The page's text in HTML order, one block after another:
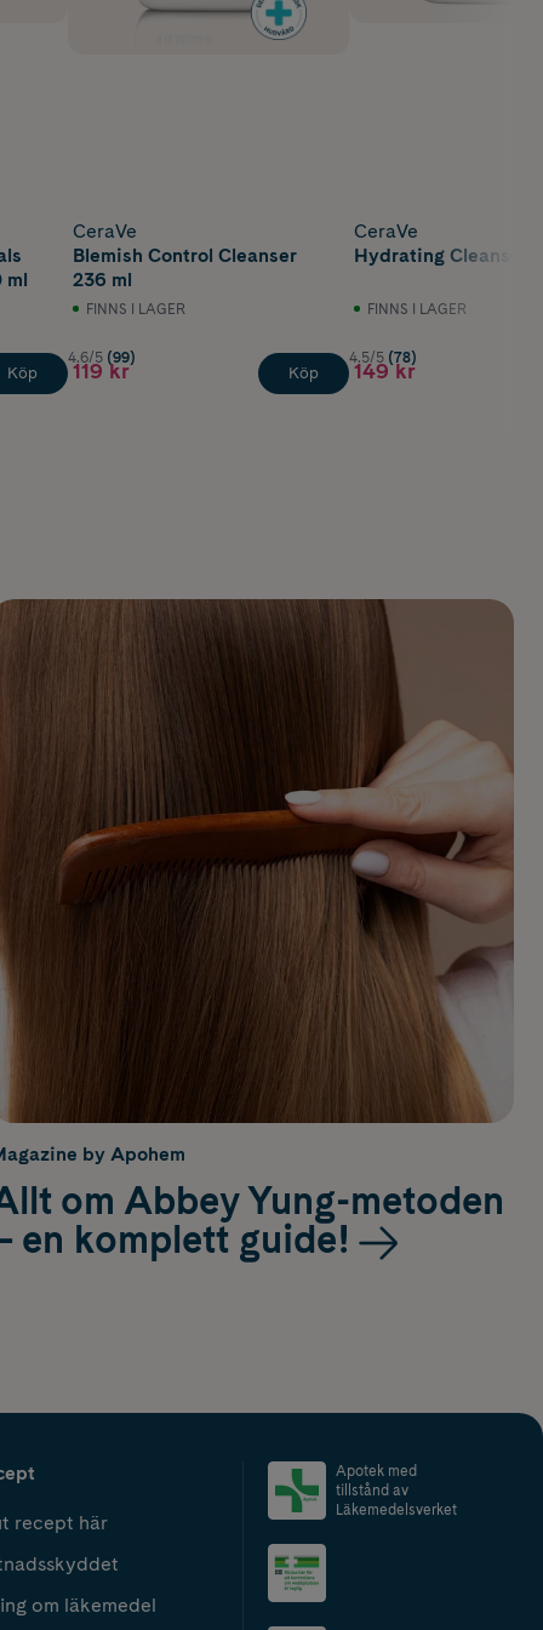
ml
Köp
CeraVe
Blemish Control Cleanser
236 ml
FINNS I LAGER
4.6/5 (99)
119 kr Köp
CeraVe
Hydrating Cleanser
FINNS I LAGER
4.5/5 (78)
149 kr
by Apohem
om Abbey Yung-metoden
en komplett guide!
recept här
om läkemedel
Apotek med
tillstånd av
Läkemedelsverket